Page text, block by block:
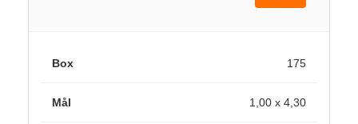
175
1,00 x 4,30